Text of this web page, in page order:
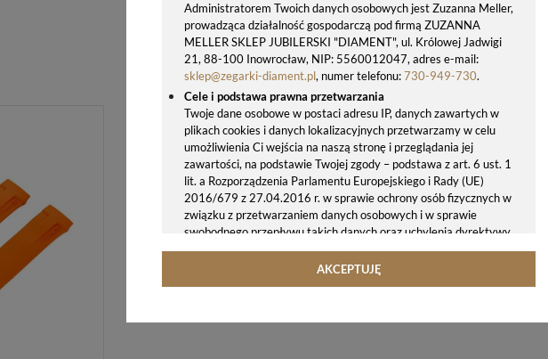
Administratorem Twoich danych osobowych jest Zuzanna Meller,
prowadząca działalność gospodarczą pod firmą ZUZANNA
MELLER SKLEP JUBILERSKI "DIAMENT", ul. Królowej Jadwigi
21, 88-100 Inowrocław, NIP: 5560012047, adres e-mail:
sklep@zegarki-diament.pl, numer telefonu:730-949-730.
Cele i podstawa prawna przetwarzania
Twoje dane osobowe w postaci adresu IP, danych zawartych w
plikach cookies i danych lokalizacyjnych przetwarzamy w celu
umożliwienia Ci wejścia na naszą stronę i przeglądania jej
zawartości, na podstawie Twojej zgody – podstawa z art. 6 ust. 1
lit. a Rozporządzenia Parlamentu Europejskiego i Rady (UE)
2016/679 z 27.04.2016 r. w sprawie ochrony osób fizycznych w
związku z przetwarzaniem danych osobowych i w sprawie
swobodnego przepływu takich danych oraz uchylenia dyrektywy
95/46/WE (ogólne rozporządzenie o ochronie danych, tj. RODO).
Twoje dane osobowe możemy udostępniać hostingodawcy. Takie
zgodnie z naszymi poleceniami. Przekazujemy Twoje dane poza
AKCEPTUJĘ
OSTATNIO OGLĄDANE PRODUKTY